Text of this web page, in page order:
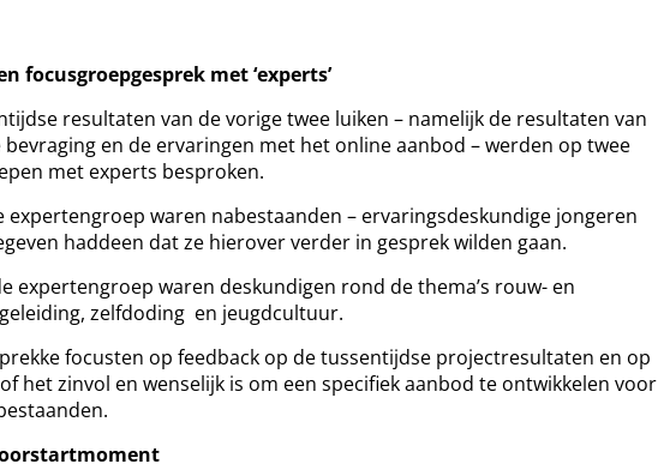
focusgroepgesprek met ‘experts’
resultaten van de vorige twee luiken – namelijk de resultaten van
en de ervaringen met het online aanbod – werden op twee
met experts besproken.
expertengroep waren nabestaanden – ervaringsdeskundige jongeren
haddeen dat ze hierover verder in gesprek wilden gaan.
expertengroep waren deskundigen rond de thema’s rouw- en
zelfdoding en jeugdcultuur.
focusten op feedback op de tussentijdse projectresultaten en op
het zinvol en wenselijk is om een specifiek aanbod te ontwikkelen voor